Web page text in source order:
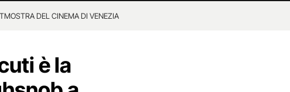
MOSTRA DEL CINEMA DI VENEZIA
è la